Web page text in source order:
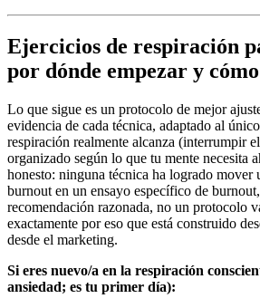
Ejercicios de respiración
por dónde empezar y
Lo que sigue es un protocolo de mejor
evidencia de cada técnica, adaptado al
respiración realmente alcanza (interrumpir
organizado según lo que tu mente necesita
honesto: ninguna técnica ha logrado mover
burnout en un ensayo específico de
recomendación razonada, no un protocolo
exactamente por eso que está construido
desde el marketing.
Si eres nuevo/a en la respiración
ansiedad; es tu primer día):